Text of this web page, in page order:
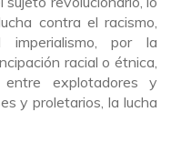
contra el racismo,
por la
racial o étnica,
explotadores y
y proletarios, la lucha